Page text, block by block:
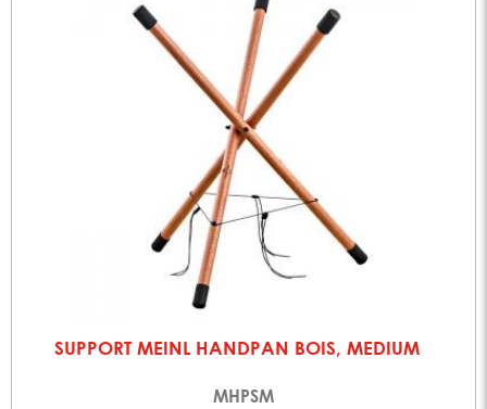
SUPPORT MEINL HANDPAN BOIS, MEDIUM
MHPSM